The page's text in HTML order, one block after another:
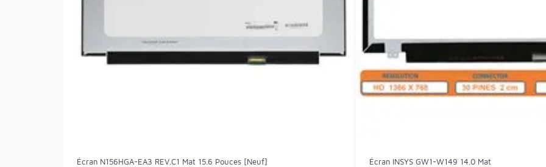
Écran N156HGA-EA3 REV.C1 Mat 15.6 Pouces [Neuf] Écran INSYS GW1-W149 14.0 Mat